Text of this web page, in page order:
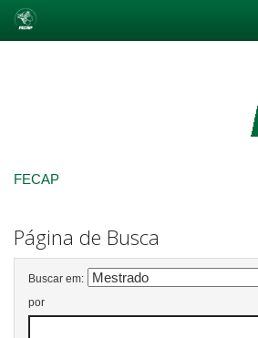
FECAP
Página de Busca
Buscar em:
por